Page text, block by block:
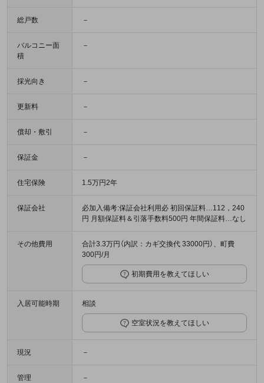
総戸数 －
バルコニー面
積
－
採光向き －
更新料 －
償却・敷引 －
保証金 －
住宅保険 1.5万円2年
保証会社
必加入備考:保証会社利用必 初回保証料…112，240
円 月額保証料＆引落手数料500円 年間保証料…なし
その他費用
合計3.3万円（内訳：カギ交換代 33000円）、町費
300円/月
初期費用を教えてほしい
入居可能時期 相談
空室状況を教えてほしい
現況 －
管理 －